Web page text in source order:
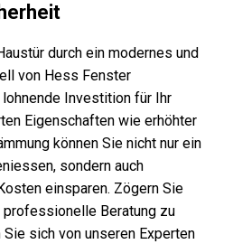
durch ein modernes und
von Hess Fenster
Investition für Ihr
Eigenschaften wie erhöhter
können Sie nicht nur ein
sondern auch
einsparen. Zögern Sie
professionelle Beratung zu
sich von unseren Experten